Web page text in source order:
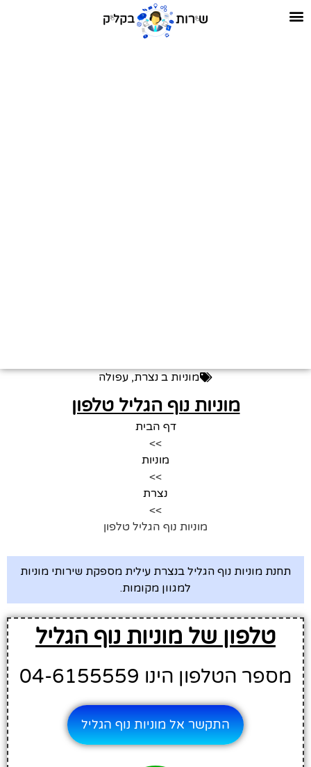
מוניות ב נצרת,עפולה
מוניות נוף הגליל טלפון
דף הבית
>>
מוניות
>>
נצרת
>>
מוניות נוף הגליל טלפון
תחנת מוניות נוף הגליל בנצרת עילית מספקת שירותי מוניות
למגוון מקומות.
טלפון של מוניות נוף הגליל
מספר הטלפון הינו 04-6155559
התקשר אל מוניות נוף הגליל